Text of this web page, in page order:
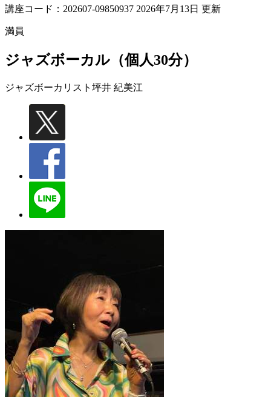
講座コード：202607-09850937 2026年7月13日 更新
満員
ジャズボーカル（個人30分）
ジャズボーカリスト 坪井 紀美江